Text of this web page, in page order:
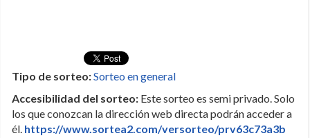
Tipo de sorteo:Sorteo en general
Accesibilidad del sorteo: Este sorteo es semi privado. Solo
los que conozcan la dirección web directa podrán acceder a
él. https://www.sortea2.com/versorteo/prv63c73a3b